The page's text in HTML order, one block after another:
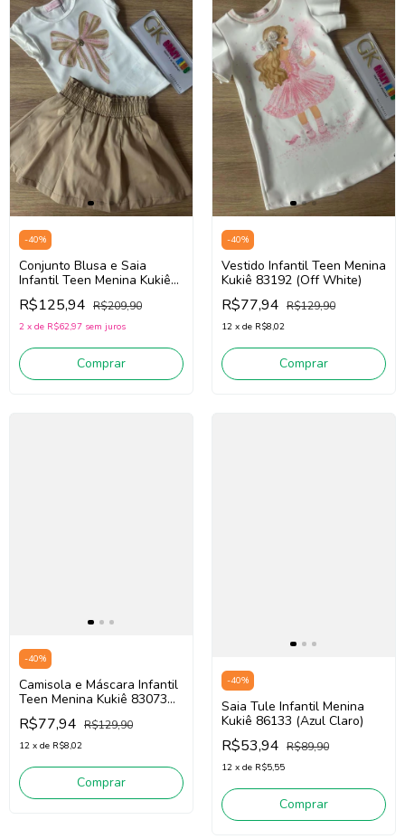
-40%
Conjunto Blusa e Saia
Infantil Teen Menina Kukiê
85794 (Off White/Bege)
R$125,94 R$209,90
2 x de R$62,97 sem juros
Comprar
-40%
Vestido Infantil Teen Menina
Kukiê 83192 (Off White)
R$77,94 R$129,90
12 x de R$8,02
Comprar
-40%
Camisola e Máscara Infantil
Teen Menina Kukiê 83073
(Verde Claro)
R$77,94 R$129,90
12 x de R$8,02
Comprar
-40%
Saia Tule Infantil Menina
Kukiê 86133 (Azul Claro)
R$53,94 R$89,90
12 x de R$5,55
Comprar